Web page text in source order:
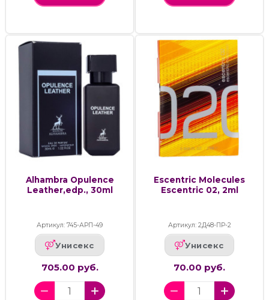
Alhambra Opulence
Leather,edp., 30ml
Артикул: 745-АРП-49
Унисекс
705.00 руб.
Escentric Molecules
Escentric 02, 2ml
Артикул: 2Д48-ПР-2
Унисекс
70.00 руб.